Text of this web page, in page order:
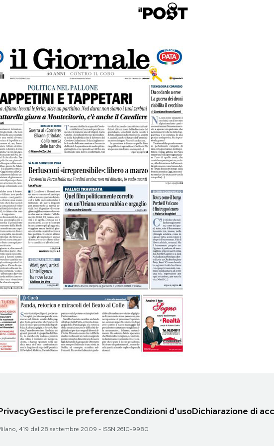
2026
Gestisci le preferenzeCondizioni d'usoDichiarazione di
419 del 28 settembre 2009 - ISSN 2610-9980